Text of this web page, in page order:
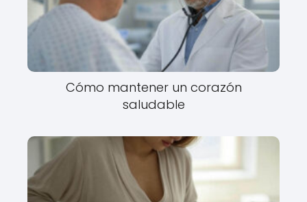
Cómo mantener un corazón
saludable